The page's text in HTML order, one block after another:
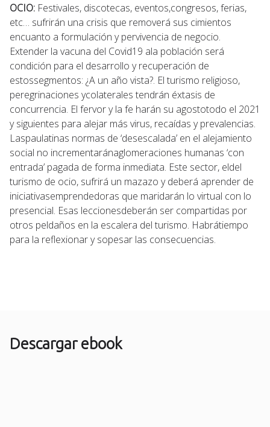
OCIO: Festivales, discotecas, eventos,congresos, ferias,
etc… sufrirán una crisis que removerá sus cimientos
encuanto a formulación y pervivencia de negocio.
Extender la vacuna del Covid19 ala población será
condición para el desarrollo y recuperación de
estossegmentos: ¿A un año vista?. El turismo religioso,
peregrinaciones ycolaterales tendrán éxtasis de
concurrencia. El fervor y la fe harán su agostotodo el 2021
y siguientes para alejar más virus, recaídas y prevalencias.
Laspaulatinas normas de ‘desescalada’ en el alejamiento
social no incrementaránaglomeraciones humanas ‘con
entrada’ pagada de forma inmediata. Este sector, eldel
turismo de ocio, sufrirá un mazazo y deberá aprender de
iniciativasemprendedoras que maridarán lo virtual con lo
presencial. Esas leccionesdeberán ser compartidas por
otros peldaños en la escalera del turismo. Habrátiempo
para la reflexionar y sopesar las consecuencias.
Descargar ebook